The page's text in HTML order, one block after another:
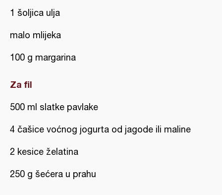
1 šoljica ulja
malo mlijeka
100 g margarina
Za fil
500 ml slatke pavlake
4 čašice voćnog jogurta od jagode ili maline
2 kesice želatina
250 g šećera u prahu